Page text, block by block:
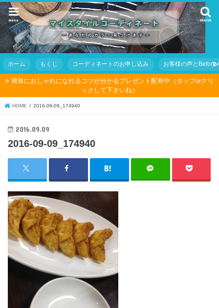
search
menu
ホーム もくじ コーディネートのお申し込み お客様の声とBefore
簡単におしゃれになれるコツが分かるプレゼント配布中（タップorクリ
ックして下さいね）
HOME 2016-09-09_174940
2016.09.09
2016-09-09_174940